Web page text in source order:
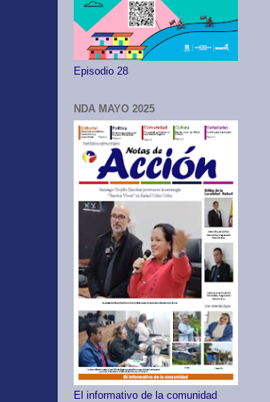
Episodio 28
NDA MAYO 2025
El informativo de la comunidad